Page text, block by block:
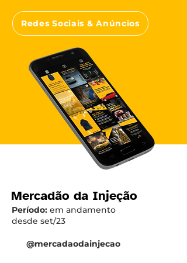
Redes Sociais & Anúncios
Mercadão da Injeção
Período: em andamento
desde set/23
@mercadaodainjecao